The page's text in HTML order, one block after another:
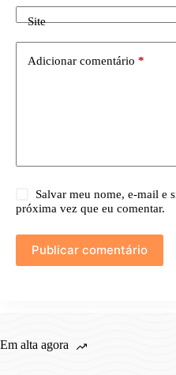
Site
Adicionar comentário *
Salvar meu nome, e-mail e
próxima vez que eu comentar.
Publicar comentário
Em alta agora